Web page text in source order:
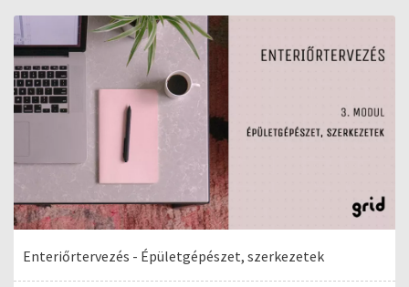
Enteriőrtervezés - Épületgépészet, szerkezetek